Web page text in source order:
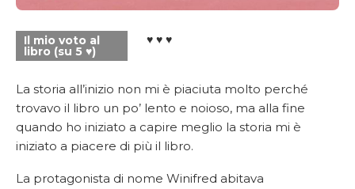
Il mio voto al
libro (su 5 ♥)
♥ ♥ ♥
La storia all’inizio non mi è piaciuta molto perché
trovavo il libro un po’ lento e noioso, ma alla fine
quando ho iniziato a capire meglio la storia mi è
iniziato a piacere di più il libro.
La protagonista di nome Winifred abitava